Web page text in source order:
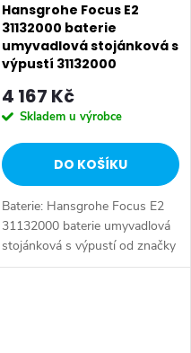
Hansgrohe Focus E2
31132000 baterie
umyvadlová stojánková s
výpustí 31132000
4 167 Kč
Skladem u výrobce
DO KOŠÍKU
Baterie: Hansgrohe Focus E2
31132000 baterie umyvadlová
stojánková s výpustí od značky
Hansgrohe. Série: Focus E2.